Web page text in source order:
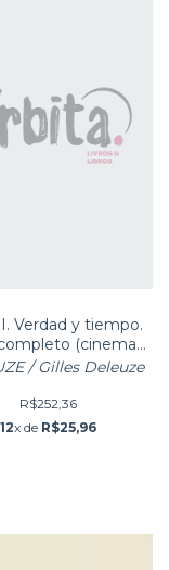
Verdad y tiempo.
(cinema -
e tempo)
/ Gilles Deleuze
R$252,36
12x de R$25,96